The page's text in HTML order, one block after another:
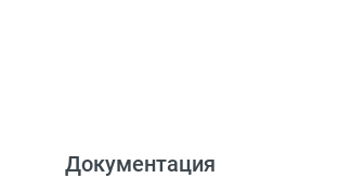
Документация